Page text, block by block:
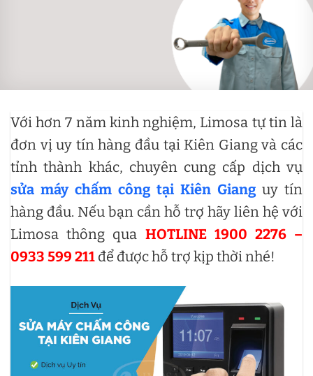
Với hơn 7 năm kinh nghiệm, Limosa tự tin là
đơn vị uy tín hàng đầu tại Kiên Giang và các
tỉnh thành khác, chuyên cung cấp dịch vụ
sửa máy chấm công tại Kiên Giang uy tín
hàng đầu. Nếu bạn cần hỗ trợ hãy liên hệ với
Limosa thông qua HOTLINE 1900 2276 –
0933 599 211 để được hỗ trợ kịp thời nhé!